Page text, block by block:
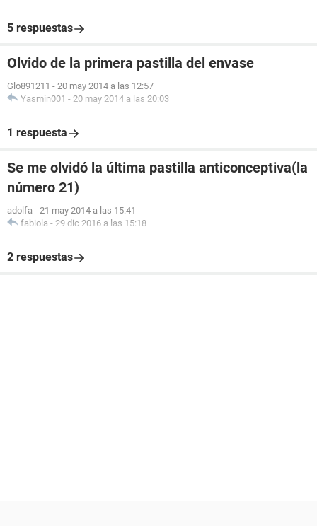
5 respuestas
Olvido de la primera pastilla del envase
Glo891211 - 20 may 2014 a las 12:57
Yasmin001 - 20 may 2014 a las 20:03
1 respuesta
Se me olvidó la última pastilla anticonceptiva(la
número 21)
adolfa - 21 may 2014 a las 15:41
fabiola - 29 dic 2016 a las 15:18
2 respuestas